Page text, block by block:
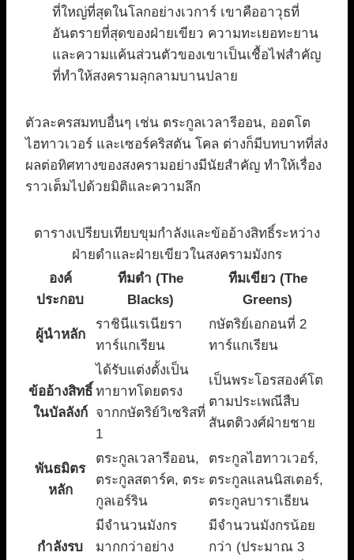
ที่ใหญ่ที่สุดในโลกอย่างเวการ์ เขาคืออาวุธที่
อันตรายที่สุดของฝ่ายเขียว ความทะเยอทะยาน
และความแค้นส่วนตัวของเขาเป็นเชื้อไฟสำคัญ
ที่ทำให้สงครามลุกลามบานปลาย
ตัวละครสมทบอื่นๆ เช่น ตระกูลเวลารีออน, ออตโต
ไฮทาวเวอร์ และเซอร์คริสตัน โคล ต่างก็มีบทบาทที่ส่ง
ผลต่อทิศทางของสงครามอย่างมีนัยสำคัญ ทำให้เรื่อง
ราวเต็มไปด้วยมิติและความลึก
ตารางเปรียบเทียบขุมกำลังและข้ออ้างสิทธิ์ระหว่าง
ฝ่ายดำและฝ่ายเขียวในสงครามมังกร
องค์
ประกอบ
ทีมดำ (The
Blacks)
ทีมเขียว (The
Greens)
ผู้นำหลัก
ราชินีแรเนียรา
ทาร์แกเรียน
กษัตริย์เอกอนที่ 2
ทาร์แกเรียน
ข้ออ้างสิทธิ์
ในบัลลังก์
ได้รับแต่งตั้งเป็น
ทายาทโดยตรง
จากกษัตริย์วิเซริสที่
1
เป็นพระโอรสองค์โต
ตามประเพณีสืบ
สันตติวงศ์ฝ่ายชาย
พันธมิตร
หลัก
ตระกูลเวลารีออน,
ตระกูลสตาร์ค, ตระ
กูลเอร์ริน
ตระกูลไฮทาวเวอร์,
ตระกูลแลนนิสเตอร์,
ตระกูลบาราเธียน
กำลังรบ
มีจำนวนมังกร
มากกว่าอย่าง
มีจำนวนมังกรน้อย
กว่า (ประมาณ 3